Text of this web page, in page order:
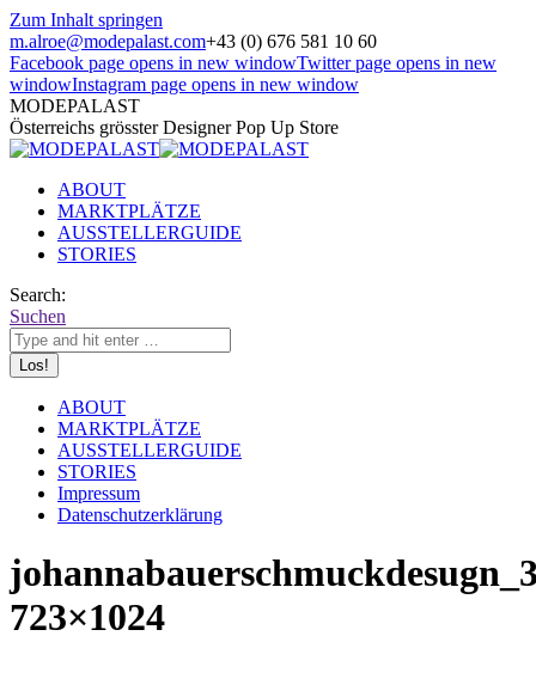
Zum Inhalt springen
m.alroe@modepalast.com+43 (0) 676 581 10 60
Facebook page opens in new windowTwitter page opens in new
windowInstagram page opens in new window
MODEPALAST
Österreichs grösster Designer Pop Up Store
ABOUT
MARKTPLÄTZE
AUSSTELLERGUIDE
STORIES
Search:
Suchen
ABOUT
MARKTPLÄTZE
AUSSTELLERGUIDE
STORIES
Impressum
Datenschutzerklärung
723×1024